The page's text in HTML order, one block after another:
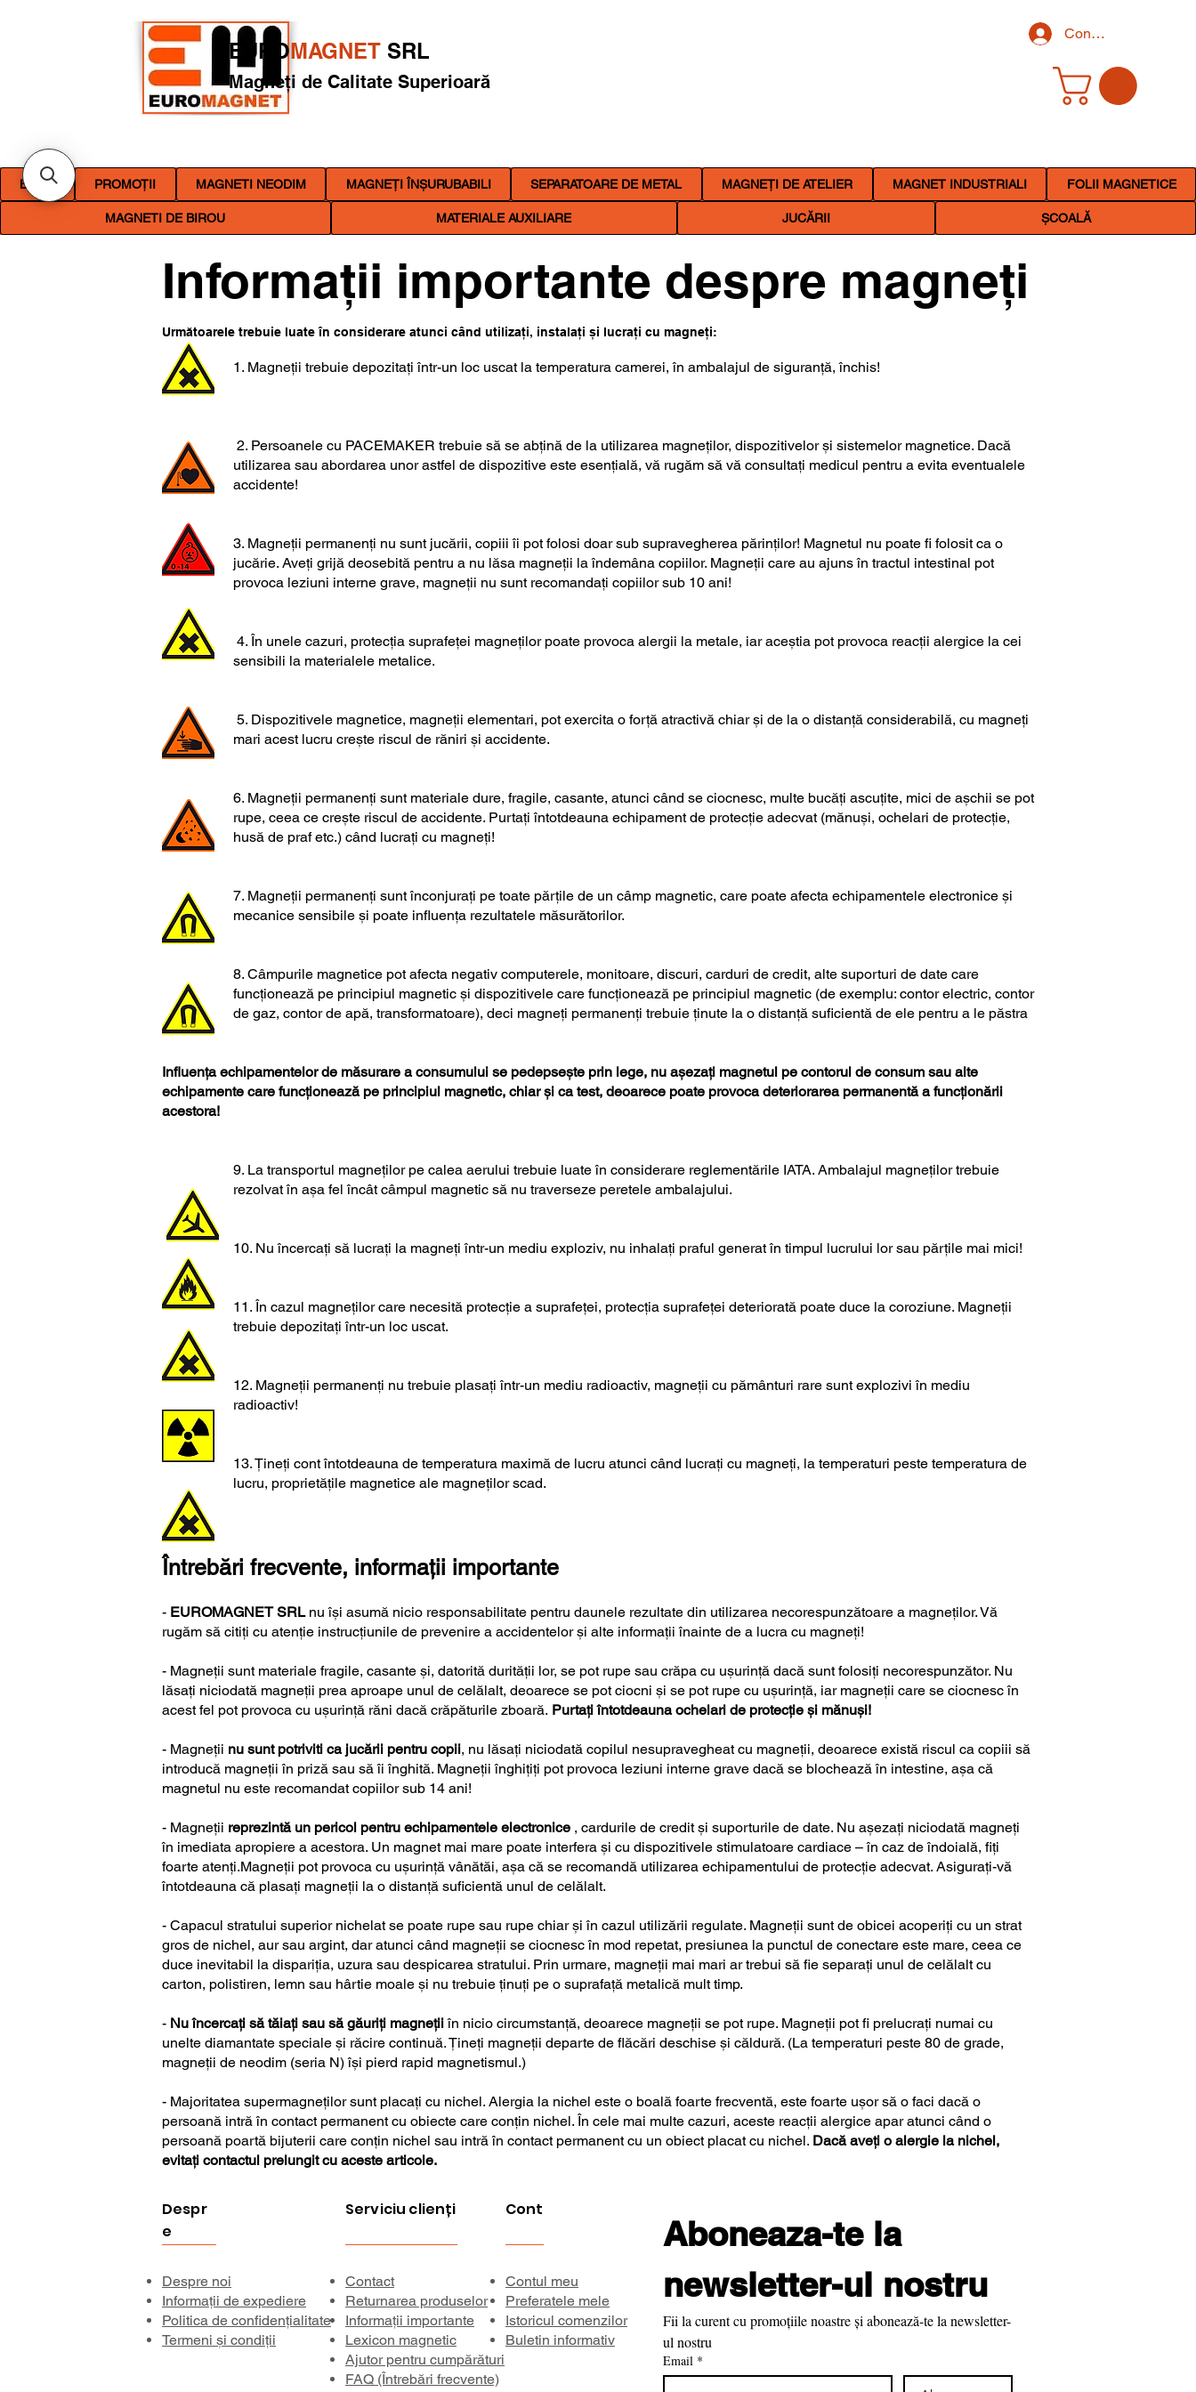
Conectează-te
EUROMAGNET SRL
Magneți de Calitate Superioară
BLOG PROMOȚII MAGNETI NEODIM MAGNEȚI ÎNȘURUBABILI SEPARATOARE DE METAL MAGNEȚI DE ATELIER MAGNET INDUSTRIALI FOLII MAGNETICE
MAGNETI DE BIROU MATERIALE AUXILIARE JUCĂRII ȘCOALĂ
Informații importante despre magneți
Următoarele trebuie luate în considerare atunci când utilizați, instalați și lucrați cu magneți:
1. Magneții trebuie depozitați într-un loc uscat la temperatura camerei, în ambalajul de siguranță, închis!
2. Persoanele cu PACEMAKER trebuie să se abțină de la utilizarea magneților, dispozitivelor și sistemelor magnetice. Dacă
utilizarea sau abordarea unor astfel de dispozitive este esențială, vă rugăm să vă consultați medicul pentru a evita eventualele
accidente!
3. Magneții permanenți nu sunt jucării, copiii îi pot folosi doar sub supravegherea părinților! Magnetul nu poate fi folosit ca o
jucărie. Aveți grijă deosebită pentru a nu lăsa magneții la îndemâna copiilor. Magneții care au ajuns în tractul intestinal pot
provoca leziuni interne grave, magneții nu sunt recomandați copiilor sub 10 ani!
4. În unele cazuri, protecția suprafeței magneților poate provoca alergii la metale, iar aceștia pot provoca reacții alergice la cei
sensibili la materialele metalice.
5. Dispozitivele magnetice, magneții elementari, pot exercita o forță atractivă chiar și de la o distanță considerabilă, cu magneți
mari acest lucru crește riscul de răniri și accidente.
6. Magneții permanenți sunt materiale dure, fragile, casante, atunci când se ciocnesc, multe bucăți ascuțite, mici de așchii se pot
rupe, ceea ce crește riscul de accidente. Purtați întotdeauna echipament de protecție adecvat (mănuși, ochelari de protecție,
husă de praf etc.) când lucrați cu magneți!
7. Magneții permanenți sunt înconjurați pe toate părțile de un câmp magnetic, care poate afecta echipamentele electronice și
mecanice sensibile și poate influența rezultatele măsurătorilor.
8. Câmpurile magnetice pot afecta negativ computerele, monitoare, discuri, carduri de credit, alte suporturi de date care
funcționează pe principiul magnetic și dispozitivele care funcționează pe principiul magnetic (de exemplu: contor electric, contor
de gaz, contor de apă, transformatoare), deci magneți permanenți trebuie ținute la o distanță suficientă de ele pentru a le păstra
Influența echipamentelor de măsurare a consumului se pedepsește prin lege, nu așezați magnetul pe contorul de consum sau alte
echipamente care funcționează pe principiul magnetic, chiar și ca test, deoarece poate provoca deteriorarea permanentă a funcționării
acestora!
9. La transportul magneților pe calea aerului trebuie luate în considerare reglementările IATA. Ambalajul magneților trebuie
rezolvat în așa fel încât câmpul magnetic să nu traverseze peretele ambalajului.
10. Nu încercați să lucrați la magneți într-un mediu exploziv, nu inhalați praful generat în timpul lucrului lor sau părțile mai mici!
11. În cazul magneților care necesită protecție a suprafeței, protecția suprafeței deteriorată poate duce la coroziune. Magneții
trebuie depozitați într-un loc uscat.
12. Magneții permanenți nu trebuie plasați într-un mediu radioactiv, magneții cu pământuri rare sunt explozivi în mediu
radioactiv!
13. Țineți cont întotdeauna de temperatura maximă de lucru atunci când lucrați cu magneți, la temperaturi peste temperatura de
lucru, proprietățile magnetice ale magneților scad.
Întrebări frecvente, informații importante
- EUROMAGNET SRLnu își asumă nicio responsabilitate pentru daunele rezultate din utilizarea necorespunzătoare a magneților. Vă
rugăm să citiți cu atenție instrucțiunile de prevenire a accidentelor și alte informații înainte de a lucra cu magneți!
- Magneții sunt materiale fragile, casante și, datorită durității lor, se pot rupe sau crăpa cu ușurință dacă sunt folosiți necorespunzător. Nu
lăsați niciodată magneții prea aproape unul de celălalt, deoarece se pot ciocni și se pot rupe cu ușurință, iar magneții care se ciocnesc în
acest fel pot provoca cu ușurință răni dacă crăpăturile zboară. Purtați întotdeauna ochelari de protecție și mănuși!
- Magneții nu sunt potriviti ca jucării pentru copii, nu lăsați niciodată copilul nesupravegheat cu magneții, deoarece există riscul ca copiii să
introducă magneții în priză sau să îi înghită. Magneții înghițiți pot provoca leziuni interne grave dacă se blochează în intestine, așa că
magnetul nu este recomandat copiilor sub 14 ani!
- Magneții reprezintă un pericol pentru echipamentele electronice , cardurile de credit și suporturile de date. Nu așezați niciodată magneți
în imediata apropiere a acestora. Un magnet mai mare poate interfera și cu dispozitivele stimulatoare cardiace – în caz de îndoială, fiți
foarte atenți.Magneții pot provoca cu ușurință vânătăi, așa că se recomandă utilizarea echipamentului de protecție adecvat. Asigurați-vă
întotdeauna că plasați magneții la o distanță suficientă unul de celălalt.
- Capacul stratului superior nichelat se poate rupe sau rupe chiar și în cazul utilizării regulate. Magneții sunt de obicei acoperiți cu un strat
gros de nichel, aur sau argint, dar atunci când magneții se ciocnesc în mod repetat, presiunea la punctul de conectare este mare, ceea ce
duce inevitabil la dispariția, uzura sau despicarea stratului. Prin urmare, magneții mai mari ar trebui să fie separați unul de celălalt cu
carton, polistiren, lemn sau hârtie moale și nu trebuie ținuți pe o suprafață metalică mult timp.
- Nu încercați să tăiați sau să găuriți magnețiiîn nicio circumstanță, deoarece magneții se pot rupe. Magneții pot fi prelucrați numai cu
unelte diamantate speciale și răcire continuă. Țineți magneții departe de flăcări deschise și căldură. (La temperaturi peste 80 de grade,
magneții de neodim (seria N) își pierd rapid magnetismul.)
- Majoritatea supermagneților sunt placați cu nichel. Alergia la nichel este o boală foarte frecventă, este foarte ușor să o faci dacă o
persoană intră în contact permanent cu obiecte care conțin nichel. În cele mai multe cazuri, aceste reacții alergice apar atunci când o
persoană poartă bijuterii care conțin nichel sau intră în contact permanent cu un obiect placat cu nichel. Dacă aveți o alergie la nichel,
evitați contactul prelungit cu aceste articole.
Despr
e
Despre noi
Informații de expediere
Politica de confidențialitate
Termeni și condiții
Serviciu clienți
Contact
Returnarea produselor
Informații importante
Lexicon magnetic
Ajutor pentru cumpărături
FAQ (Întrebări frecvente)
Cont
Contul meu
Preferatele mele
Istoricul comenzilor
Buletin informativ
Aboneaza-te la
newsletter-ul nostru
Fii la curent cu promoțiile noastre și abonează-te la newsletter-
ul nostru
Email *